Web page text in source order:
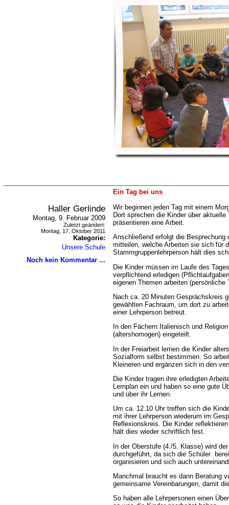
Ein Tag bei uns
Haller Gerlinde
Montag, 9. Februar 2009
Zuletzt geändert:
Montag, 17. Oktober 2011
Kategorie:
Unsere Schule
Noch kein Kommentar ...
Wir beginnen jeden Tag mit einem
Dort sprechen die Kinder über
präsentieren eine Arbeit.
Anschließend erfolgt die Besprechung
mitteilen, welche Arbeiten sie sich für
Stammgruppenlehrperson hält dies
Die Kinder müssen im Laufe des
verpflichtend erledigen
eigenen Themen arbeiten (persönliche
Nach ca. 20 Minuten Gesprächskreis
gewählten Fachraum, um dort zu
einer Lehrperson betreut.
In den Fächern Italienisch und
(altershomogen) eingeteilt.
In der Freiarbeit lernen die Kinder
Sozialform selbst bestimmen. So
Kleineren und ergänzen sich in den
Die Kinder tragen ihre erledigten
Lernplan ein und haben so eine gute
und über ihr Lernen.
Um ca. 12.10 Uhr treffen sich die
mit ihrer Lehrperson wiederum im
Reflexionskreis. Die Kinder
hält dies wieder schriftlich fest.
In der Oberstufe (4./5. Klasse) wird
durchgeführt, da sich die Schüler
organisieren und sich auch
Manchmal braucht es dann Beratung
gemeinsame Vereinbarungen, damit
So haben alle Lehrpersonen einen